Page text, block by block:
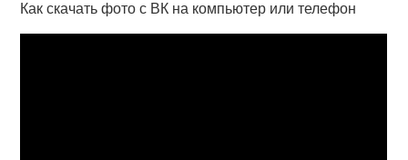
Как скачать фото с ВК на компьютер или телефон